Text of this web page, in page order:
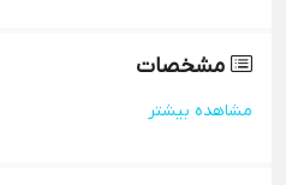
مشخصات
مشاهده بیشتر